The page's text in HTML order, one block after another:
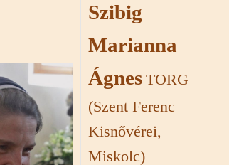
Szibig
Marianna
Ágnes TORG
(Szent Ferenc
Kisnővérei,
Miskolc)